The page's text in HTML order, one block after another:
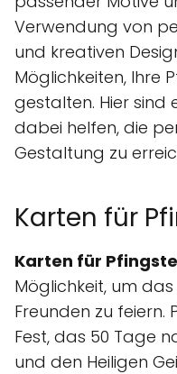
Verwendung von
und kreativen
Möglichkeiten, Ihre
gestalten. Hier sind
dabei helfen, die
Gestaltung zu
Karten für
Karten für
Möglichkeit, um
Freunden zu feiern.
Fest, das 50 Tage
und den Heiligen